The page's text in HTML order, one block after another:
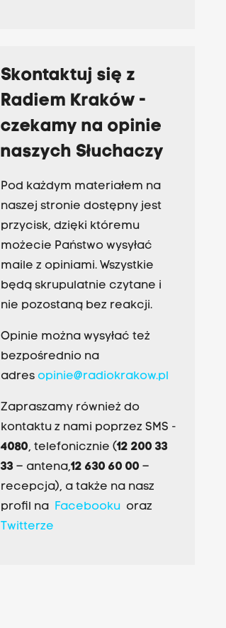
Skontaktuj się z
Radiem Kraków -
czekamy na opinie
naszych Słuchaczy
Pod każdym materiałem na
naszej stronie dostępny jest
przycisk, dzięki któremu
możecie Państwo wysyłać
maile z opiniami. Wszystkie
będą skrupulatnie czytane i
nie pozostaną bez reakcji.
Opinie można wysyłać też
bezpośrednio na
adres opinie@radiokrakow.pl
Zapraszamy również do
kontaktu z nami poprzez SMS -
4080, telefonicznie (12 200 33
33– antena,12 630 60 00 –
recepcja), a także na nasz
profil na Facebookuoraz
Twitterze